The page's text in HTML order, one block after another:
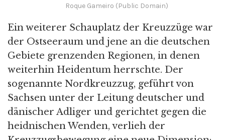
Roque Gameiro (Public Domain)
Ein weiterer Schauplatz der Kreuzzüge war
der Ostseeraum und jene an die deutschen
Gebiete grenzenden Regionen, in denen
weiterhin Heidentum herrschte. Der
sogenannte Nordkreuzzug, geführt von
Sachsen unter der Leitung deutscher und
dänischer Adliger und gerichtet gegen die
heidnischen Wenden, verlieh der